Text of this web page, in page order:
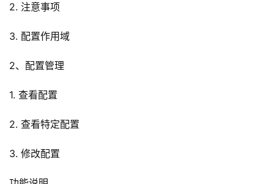
2. 注意事项
3. 配置作用域
2、配置管理
1. 查看配置
2. 查看特定配置
3. 修改配置